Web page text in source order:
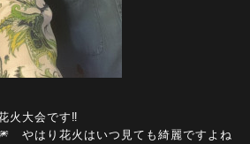
火大会です‼️
やはり花火はいつ見ても綺麗ですよね